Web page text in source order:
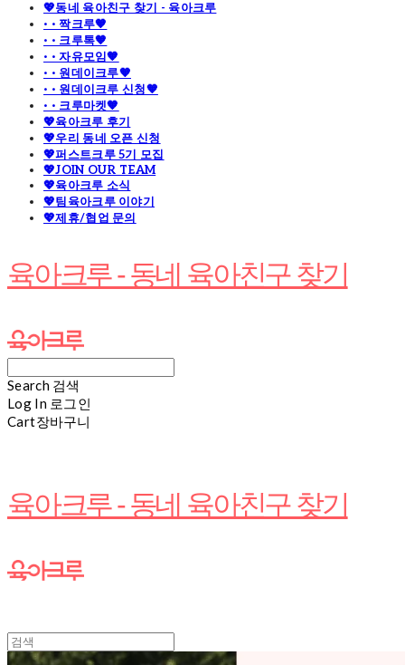
💖동네 육아친구 찾기 - 육아크루
· · 짝크루🧡
· · 크루톡🧡
· · 자유모임🧡
· · 원데이크루🧡
· · 원데이크루 신청🧡
· · 크루마켓🧡
💖육아크루 후기
💖우리 동네 오픈 신청
💖퍼스트크루 5기 모집
💖JOIN OUR TEAM
💖육아크루 소식
💖팀육아크루 이야기
💖제휴/협업 문의
육아크루 - 동네 육아친구 찾기
Search 검색
Log In 로그인
Cart장바구니
육아크루 - 동네 육아친구 찾기